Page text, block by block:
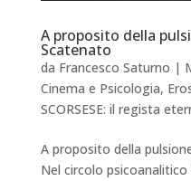
A proposito della
Scatenato
da Francesco Saturno |
Cinema e Psicologia,
SCORSESE: il regista
A proposito della
Nel circolo